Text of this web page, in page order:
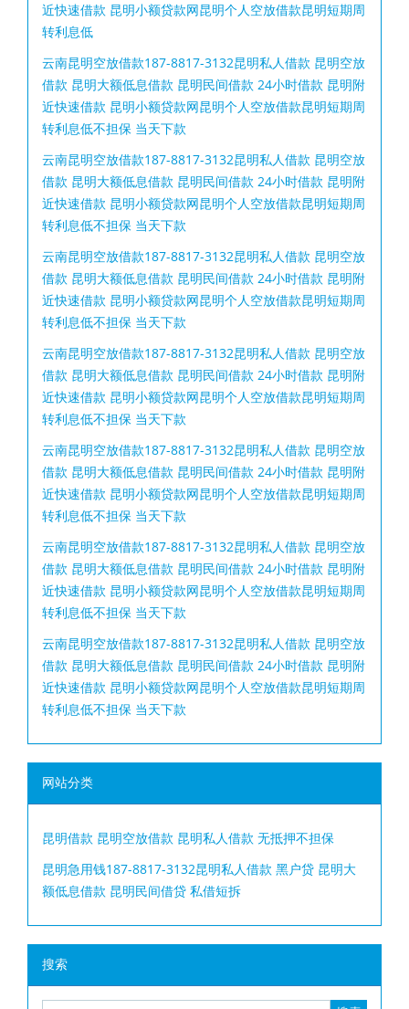
近快速借款 昆明小额贷款网昆明个人空放借款昆明短期周
转利息低
云南昆明空放借款187-8817-3132昆明私人借款 昆明空放
借款 昆明大额低息借款 昆明民间借款 24小时借款 昆明附
近快速借款 昆明小额贷款网昆明个人空放借款昆明短期周
转利息低不担保 当天下款
云南昆明空放借款187-8817-3132昆明私人借款 昆明空放
借款 昆明大额低息借款 昆明民间借款 24小时借款 昆明附
近快速借款 昆明小额贷款网昆明个人空放借款昆明短期周
转利息低不担保 当天下款
云南昆明空放借款187-8817-3132昆明私人借款 昆明空放
借款 昆明大额低息借款 昆明民间借款 24小时借款 昆明附
近快速借款 昆明小额贷款网昆明个人空放借款昆明短期周
转利息低不担保 当天下款
云南昆明空放借款187-8817-3132昆明私人借款 昆明空放
借款 昆明大额低息借款 昆明民间借款 24小时借款 昆明附
近快速借款 昆明小额贷款网昆明个人空放借款昆明短期周
转利息低不担保 当天下款
云南昆明空放借款187-8817-3132昆明私人借款 昆明空放
借款 昆明大额低息借款 昆明民间借款 24小时借款 昆明附
近快速借款 昆明小额贷款网昆明个人空放借款昆明短期周
转利息低不担保 当天下款
云南昆明空放借款187-8817-3132昆明私人借款 昆明空放
借款 昆明大额低息借款 昆明民间借款 24小时借款 昆明附
近快速借款 昆明小额贷款网昆明个人空放借款昆明短期周
转利息低不担保 当天下款
云南昆明空放借款187-8817-3132昆明私人借款 昆明空放
借款 昆明大额低息借款 昆明民间借款 24小时借款 昆明附
近快速借款 昆明小额贷款网昆明个人空放借款昆明短期周
转利息低不担保 当天下款
网站分类
昆明借款 昆明空放借款 昆明私人借款 无抵押不担保
昆明急用钱187-8817-3132昆明私人借款 黑户贷 昆明大
额低息借款 昆明民间借贷 私借短拆
搜索